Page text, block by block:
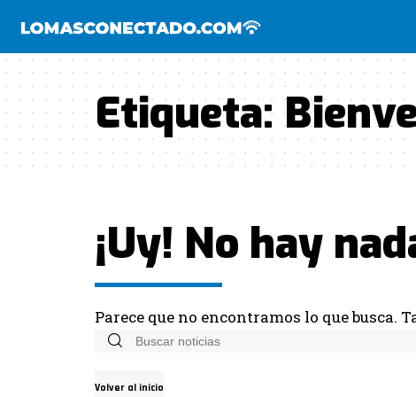
Etiqueta:
¡Uy! No hay
Parece que no encontramos lo que busca.
Volver al inicio